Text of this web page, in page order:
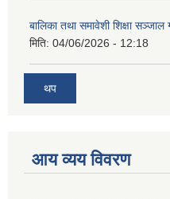
बालिका तथा समावेशी शिक्षा
मिति: 04/06/2026 - 12:18
थप
आय व्यय विवरण